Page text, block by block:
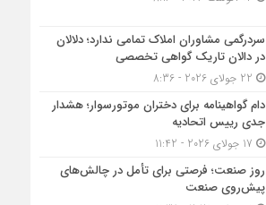
سردرگمی مشاوران املاک تمامی ندارد؛ دلالان
در دالان تاریک گواهی تخصصی
دام گواهینامه برای دختران موتورسوار؛ هشدار
جدی رییس اتحادیه
روز صنعت؛ فرصتی برای تأمل در چالش‌های
پیش‌روی صنعت